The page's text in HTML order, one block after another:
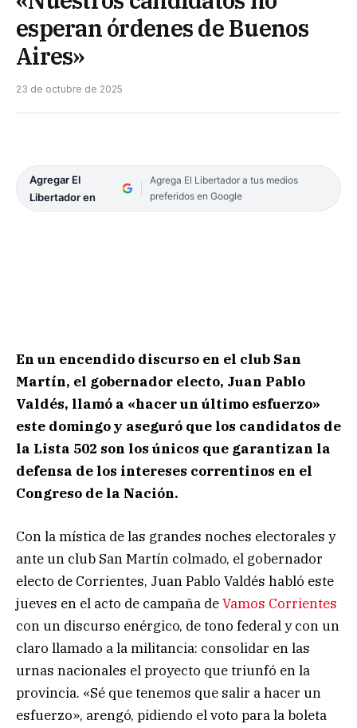
esperan órdenes de Buenos
Aires»
23 de octubre de 2025
Agregar El
Libertador en
Agrega El Libertador a tus medios
preferidos en Google
En un encendido discurso en el club San
Martín, el gobernador electo, Juan Pablo
Valdés, llamó a «hacer un último esfuerzo»
este domingo y aseguró que los candidatos de
la Lista 502 son los únicos que garantizan la
defensa de los intereses correntinos en el
Congreso de la Nación.
Con la mística de las grandes noches electorales y
ante un club San Martín colmado, el gobernador
electo de Corrientes, Juan Pablo Valdés habló este
jueves en el acto de campaña deVamos Corrientes
con un discurso enérgico, de tono federal y con un
claro llamado a la militancia: consolidar en las
urnas nacionales el proyecto que triunfó en la
provincia. «Sé que tenemos que salir a hacer un
esfuerzo», arengó, pidiendo el voto para la boleta